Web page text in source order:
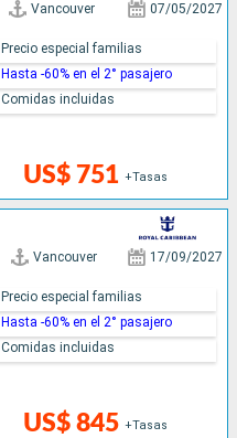
Vancouver 07/05/2027
US$ 751 +Tasas
Precio especial familias
Hasta -60% en el 2° pasajero
Comidas incluidas
Vancouver 17/09/2027
US$ 845 +Tasas
Precio especial familias
Hasta -60% en el 2° pasajero
Comidas incluidas